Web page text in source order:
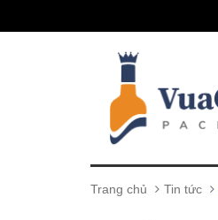
Trang chủ Tin tức